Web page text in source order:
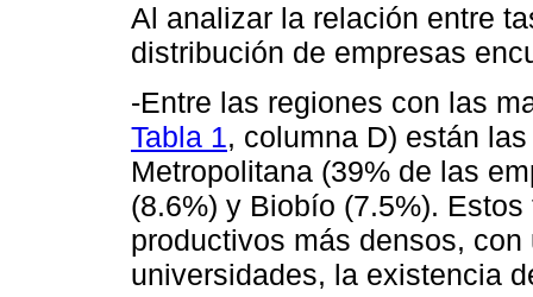
Al analizar la relación entre
distribución de empresas
-Entre las regiones con las
Tabla 1, columna D) están
Metropolitana (39% de las
(8.6%) y Biobío (7.5%).
productivos más densos,
universidades, la existencia